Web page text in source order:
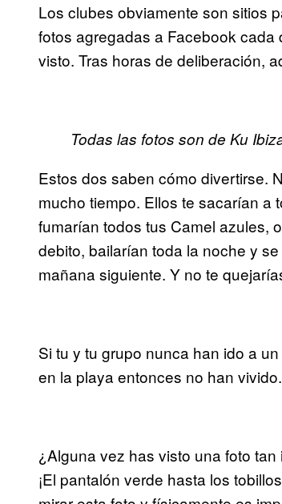
Los clubes obviamente son sitios
fotos agregadas a Facebook
visto. Tras horas de deliberación,
Todas las fotos son de Ku
Estos dos saben cómo divertirse.
mucho tiempo. Ellos te sacarían a
fumarían todos tus Camel azules,
debito, bailarían toda la noche y
mañana siguiente. Y no te
Si tu y tu grupo nunca han ido a
en la playa entonces no han vivido.
¿Alguna vez has visto una foto tan
¡El pantalón verde hasta los